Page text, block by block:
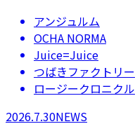
アンジュルム
OCHA NORMA
Juice=Juice
つばきファクトリー
ロージークロニクル
2026.7.30NEWS